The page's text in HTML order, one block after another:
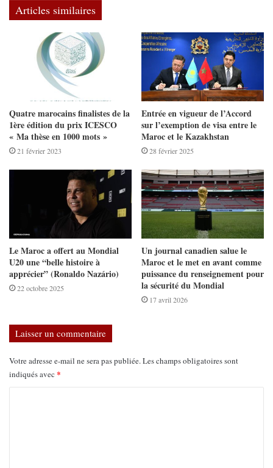
Articles similaires
Quatre marocains finalistes de la
1ère édition du prix ICESCO
« Ma thèse en 1000 mots »
21 février 2023
Entrée en vigueur de l’Accord
sur l’exemption de visa entre le
Maroc et le Kazakhstan
28 février 2025
Le Maroc a offert au Mondial
U20 une “belle histoire à
apprécier” (Ronaldo Nazário)
22 octobre 2025
Un journal canadien salue le
Maroc et le met en avant comme
puissance du renseignement pour
la sécurité du Mondial
17 avril 2026
Laisser un commentaire
Votre adresse e-mail ne sera pas publiée.Les champs obligatoires sont
indiqués avec *